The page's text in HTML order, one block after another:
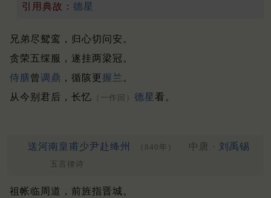
引用典故： 德星
兄弟尽鸳鸾，归心切问安。
贪荣五䌽服，遂挂两梁冠。
侍膳曾调鼎 ，循陔更握兰 。
从今别君后，长忆 （一作回） 德星看。
送河南皇甫少尹赴绛州 （840年） 中唐 · 刘禹锡
五言律诗
祖帐临周道，前旌指晋城。